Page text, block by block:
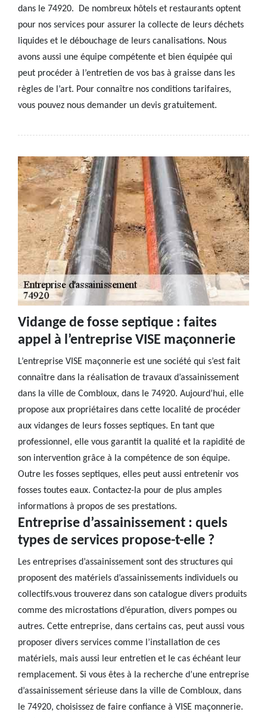
dans le 74920. De nombreux hôtels et restaurants optent
pour nos services pour assurer la collecte de leurs déchets
liquides et le débouchage de leurs canalisations. Nous
avons aussi une équipe compétente et bien équipée qui
peut procéder à l’entretien de vos bas à graisse dans les
règles de l’art. Pour connaître nos conditions tarifaires,
vous pouvez nous demander un devis gratuitement.
Vidange de fosse septique : faites
appel à l’entreprise VISE maçonnerie
L’entreprise VISE maçonnerie est une société qui s’est fait
connaître dans la réalisation de travaux d’assainissement
dans la ville de Combloux, dans le 74920. Aujourd’hui, elle
propose aux propriétaires dans cette localité de procéder
aux vidanges de leurs fosses septiques. En tant que
professionnel, elle vous garantit la qualité et la rapidité de
son intervention grâce à la compétence de son équipe.
Outre les fosses septiques, elles peut aussi entretenir vos
fosses toutes eaux. Contactez-la pour de plus amples
informations à propos de ses prestations.
Entreprise d’assainissement : quels
types de services propose-t-elle ?
Les entreprises d’assainissement sont des structures qui
proposent des matériels d’assainissements individuels ou
collectifs.vous trouverez dans son catalogue divers produits
comme des microstations d’épuration, divers pompes ou
autres. Cette entreprise, dans certains cas, peut aussi vous
proposer divers services comme l’installation de ces
matériels, mais aussi leur entretien et le cas échéant leur
remplacement. Si vous êtes à la recherche d’une entreprise
d’assainissement sérieuse dans la ville de Combloux, dans
le 74920, choisissez de faire confiance à VISE maçonnerie.